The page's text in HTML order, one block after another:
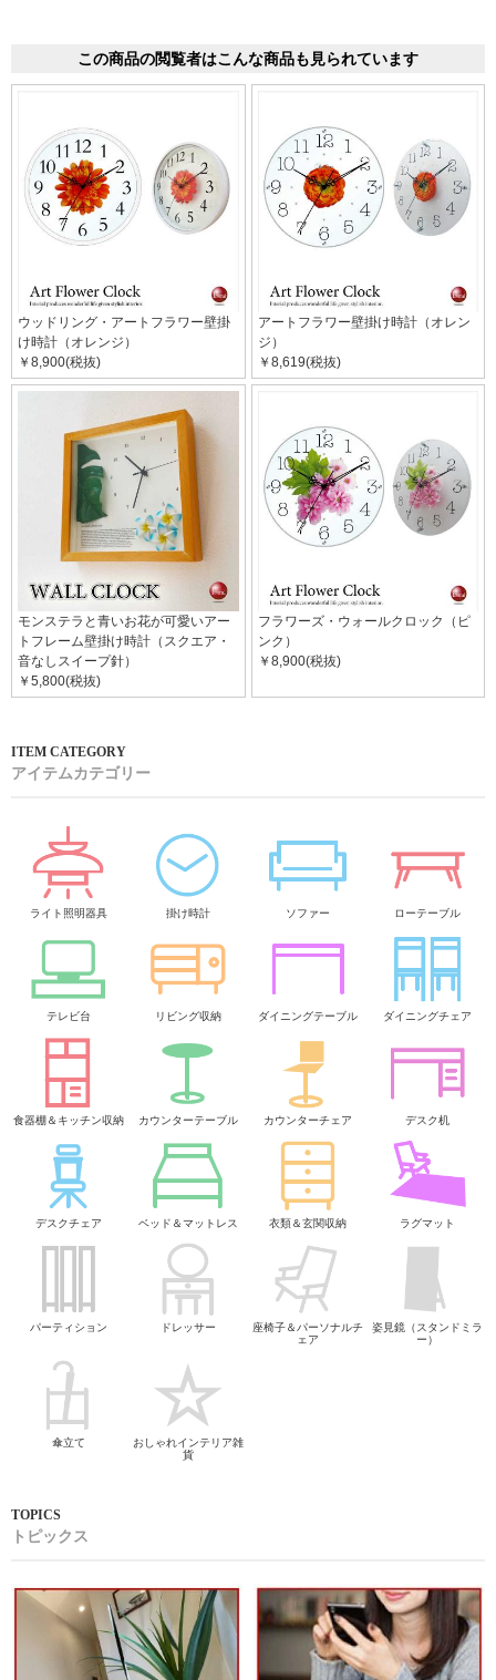
この商品の閲覧者はこんな商品も見られています
ウッドリング・アートフラワー壁掛
け時計（オレンジ）
￥8,900(税抜)
アートフラワー壁掛け時計（オレン
ジ）
￥8,619(税抜)
モンステラと青いお花が可愛いアー
トフレーム壁掛け時計（スクエア・
音なしスイープ針）
￥5,800(税抜)
フラワーズ・ウォールクロック（ピ
ンク）
￥8,900(税抜)
アイテムカテゴリー
ライト照明器具 掛け時計 ソファー ローテーブル
テレビ台 リビング収納 ダイニングテーブル ダイニングチェア
食器棚＆キッチン収納 カウンターテーブル カウンターチェア デスク机
デスクチェア ベッド＆マットレス 衣類＆玄関収納 ラグマット
パーティション ドレッサー
座椅子＆パーソナルチ
ェア
姿見鏡（スタンドミラ
ー）
傘立て
おしゃれインテリア雑
貨
トピックス